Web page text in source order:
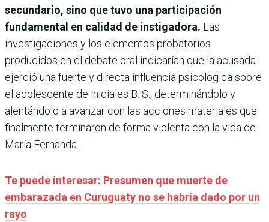
secundario, sino que tuvo una participación
fundamental en calidad de instigadora. Las
investigaciones y los elementos probatorios
producidos en el debate oral indicarían que la acusada
ejerció una fuerte y directa influencia psicológica sobre
el adolescente de iniciales B. S., determinándolo y
alentándolo a avanzar con las acciones materiales que
finalmente terminaron de forma violenta con la vida de
María Fernanda.
Te puede interesar: Presumen que muerte de
embarazada en Curuguaty no se habría dado por un
rayo